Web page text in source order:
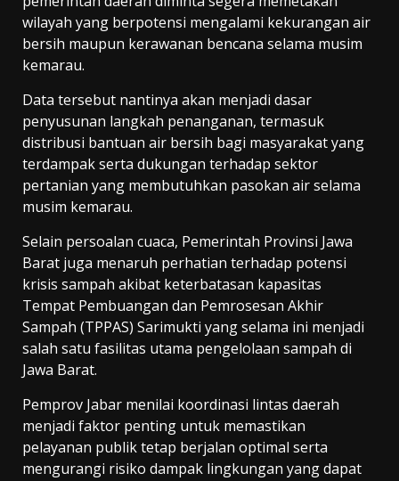
wilayah yang berpotensi mengalami kekurangan air
bersih maupun kerawanan bencana selama musim
kemarau.
Data tersebut nantinya akan menjadi dasar
penyusunan langkah penanganan, termasuk
distribusi bantuan air bersih bagi masyarakat yang
terdampak serta dukungan terhadap sektor
pertanian yang membutuhkan pasokan air selama
musim kemarau.
Selain persoalan cuaca, Pemerintah Provinsi Jawa
Barat juga menaruh perhatian terhadap potensi
krisis sampah akibat keterbatasan kapasitas
Tempat Pembuangan dan Pemrosesan Akhir
Sampah (TPPAS) Sarimukti yang selama ini menjadi
salah satu fasilitas utama pengelolaan sampah di
Jawa Barat.
Pemprov Jabar menilai koordinasi lintas daerah
menjadi faktor penting untuk memastikan
pelayanan publik tetap berjalan optimal serta
mengurangi risiko dampak lingkungan yang dapat